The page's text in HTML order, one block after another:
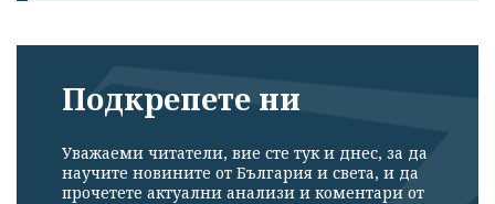
Подкрепете ни
Уважаеми читатели, вие сте тук и днес, за да
научите новините от България и света, и да
прочетете актуални анализи и коментари от